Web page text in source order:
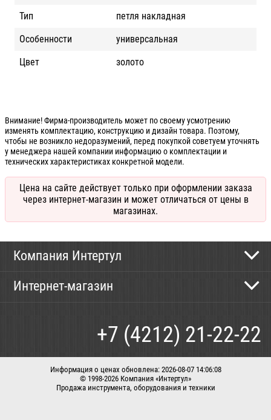
Тип
петля накладная
Особенности
универсальная
Цвет
золото
Внимание! Фирма-производитель может по своему усмотрению
изменять комплектацию, конструкцию и дизайн товара. Поэтому,
чтобы не возникло недоразумений, перед покупкой советуем уточнять
у менеджера нашей компании информацию о комплектации и
технических характеристиках конкретной модели.
Цена на сайте действует только при оформлении заказа
через интернет-магазин и может отличаться от цены в
магазинах.
Компания Интертул
Новости
Интернет-магазин
Доставка
+7 (4212) 21-22-22
Информация о ценах обновлена: 2026-08-07 14:06:08
© 1998-2026 Компания «Интертул»
Продажа инструмента, оборудования и техники